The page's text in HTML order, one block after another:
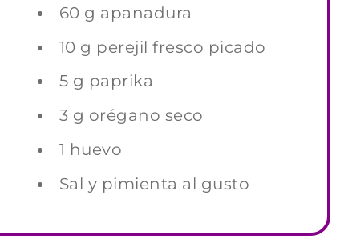
60 g apanadura
10 g perejil fresco picado
5 g paprika
3 g orégano seco
1 huevo
Sal y pimienta al gusto